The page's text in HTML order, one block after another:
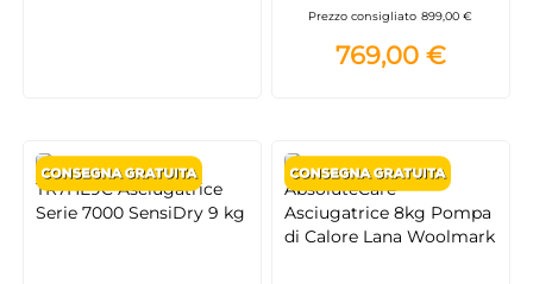
Prezzo consigliato 899,00 €
769,00 €